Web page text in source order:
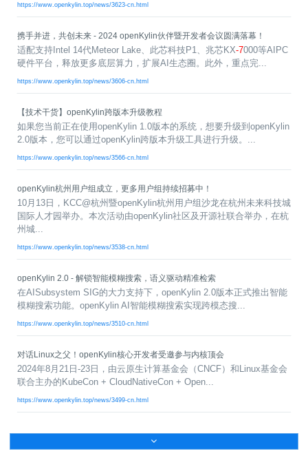
l
p
h
a
（
8
6
）
更
架
构
版
本
守
则
品
牌
指
南
组
习
译
平
台
体
系
本
共
测
组
活
动
征
集
活
动
放
原
子
大
赛
G
o
d
o
t
X
p
e
n
K
y
n
往
届
大
会
回
顾
行
构
建
平
台
持
续
集
成
平
台
管
平
台
第
三
方
开
源
组
件
安
全
漏
洞
与
馈
协
议
贡
献
协
议
隐
私
政
策
声
明
法
律
声
明
https://www.openkylin.top/news/3623-cn.html
携手并进，共创未来 - 2024 openKylin伙伴暨开发者会议圆满落幕！
适配支持Intel 14代Meteor Lake、此芯科技P1、兆芯KX-7000等AIPC
硬件平台，释放更多底层算力，扩展AI生态圈。此外，重点完...
https://www.openkylin.top/news/3606-cn.html
【技术干货】openKylin跨版本升级教程
如果您当前正在使用openKylin 1.0版本的系统，想要升级到openKylin
2.0版本，您可以通过openKylin跨版本升级工具进行升级。...
https://www.openkylin.top/news/3566-cn.html
openKylin杭州用户组成立，更多用户组持续招募中！
10月13日，KCC@杭州暨openKylin杭州用户组沙龙在杭州未来科技城
国际人才园举办。本次活动由openKylin社区及开源社联合举办，在杭
州城...
https://www.openkylin.top/news/3538-cn.html
openKylin 2.0 - 解锁智能模糊搜索，语义驱动精准检索
在AISubsystem SIG的大力支持下，openKylin 2.0版本正式推出智能
模糊搜索功能。openKylin AI智能模糊搜索实现跨模态搜...
https://www.openkylin.top/news/3510-cn.html
对话Linux之父！openKylin核心开发者受邀参与内核顶会
2024年8月21日-23日，由云原生计算基金会（CNCF）和Linux基金会
联合主办的KubeCon + CloudNativeCon + Open...
https://www.openkylin.top/news/3499-cn.html